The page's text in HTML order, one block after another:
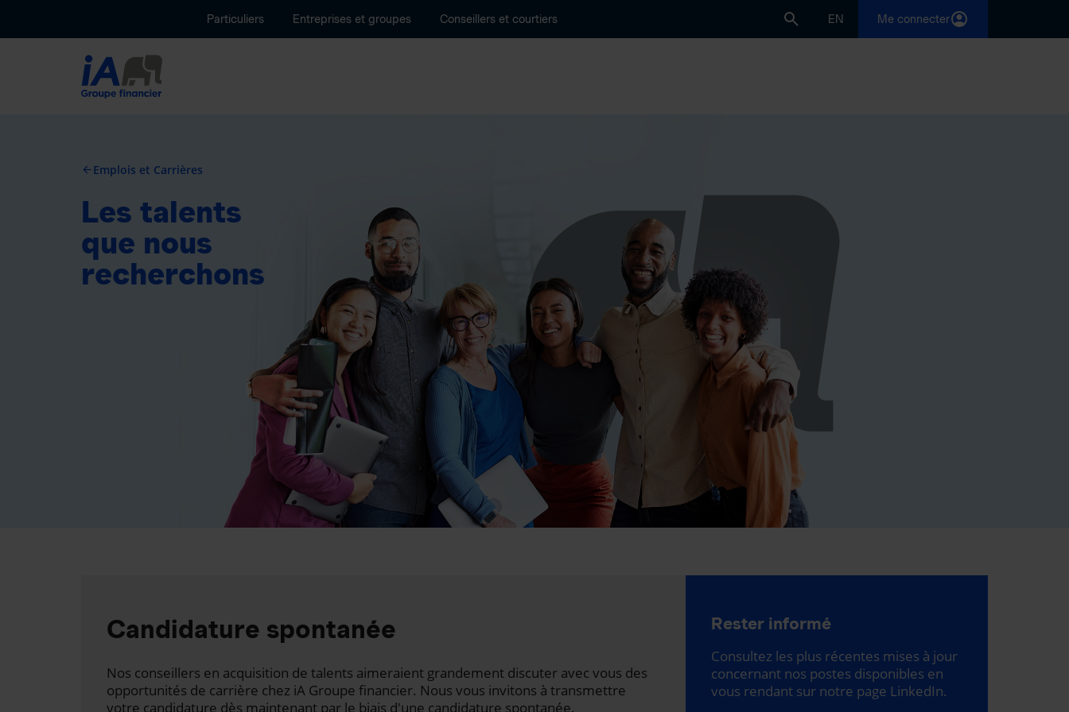
Particuliers Entreprises et groupes Conseillers et courtiers EN Me connecter
arrow_back Emplois et Carrières
Les talents
que nous
recherchons
Candidature spontanée
Nos conseillers en acquisition de talents aimeraient grandement discuter avec vous des
opportunités de carrière chez iA Groupe financier. Nous vous invitons à transmettre
votre candidature dès maintenant par le biais d'une candidature spontanée.
Rester informé
Consultez les plus récentes mises à jour
concernant nos postes disponibles en
vous rendant sur notre page LinkedIn.